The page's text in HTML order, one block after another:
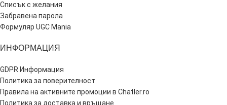
Списък с желания
Забравена парола
Формуляр UGC Mania
ИНФОРМАЦИЯ
GDPR Информация
Политика за поверителност
Правила на активните промоции в Chatler.ro
Политика за доставка и връщане